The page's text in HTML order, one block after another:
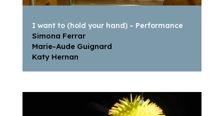
I want to (hold your hand) – Performance
Simona Ferrar
Marie-Aude Guignard
Katy Hernan